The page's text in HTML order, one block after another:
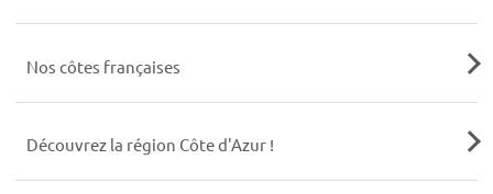
Nos côtes françaises
Découvrez la région Côte d'Azur !